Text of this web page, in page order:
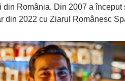
România. Din 2007 a început
din 2022 cu Ziarul Românesc